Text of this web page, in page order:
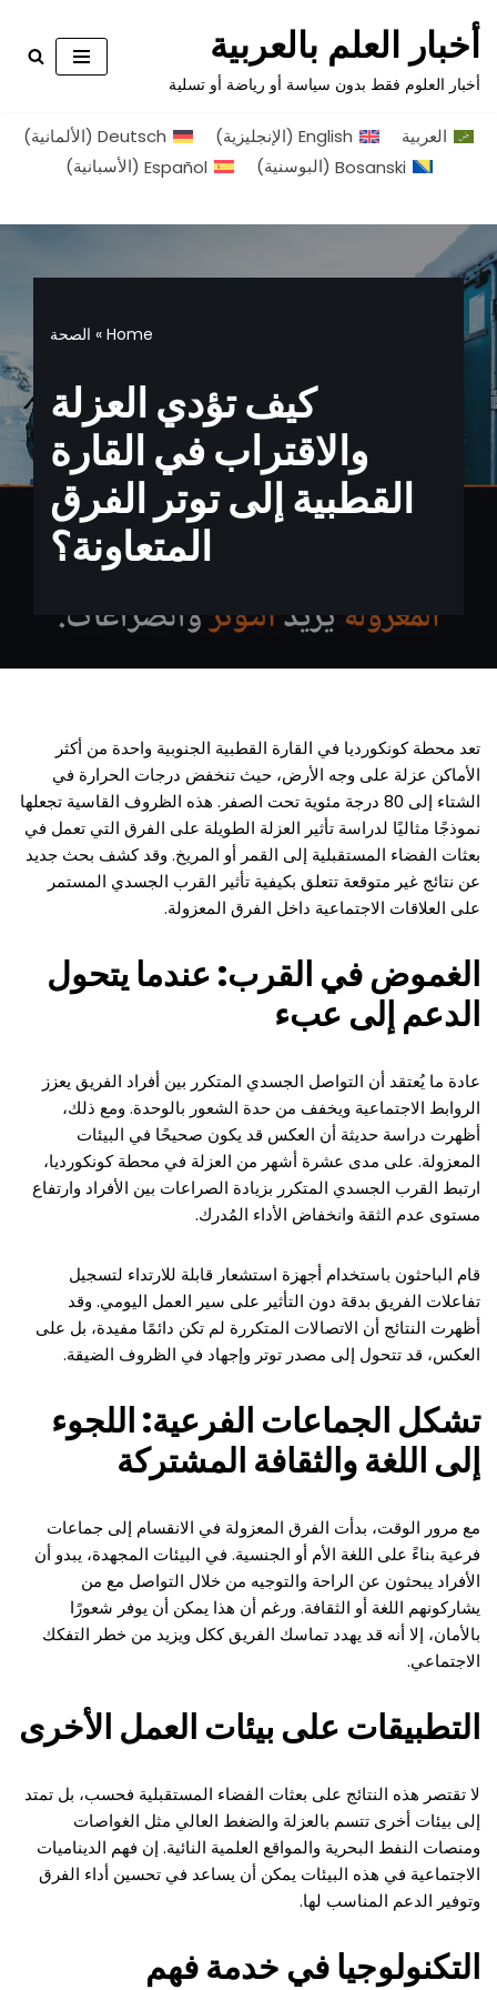
تخطى
إلى
أخبار العلم بالعربية
أخبار العلوم فقط بدون سياسة أو رياضة أو تسلية
العربية English
(الإنجليزية)
Deutsch
(الألمانية)
Bosanski
(البوسنية)
Español
(الأسبانية)
Home
» الصحة
كيف تؤدي العزلة
والاقتراب في القارة
القطبية إلى توتر الفرق
المتعاونة؟
تعد محطة كونكورديا في القارة القطبية الجنوبية واحدة من أكثر
الأماكن عزلة على وجه الأرض، حيث تنخفض درجات الحرارة في
الشتاء إلى 80 درجة مئوية تحت الصفر. هذه الظروف القاسية تجعلها
نموذجًا مثاليًا لدراسة تأثير العزلة الطويلة على الفرق التي تعمل في
بعثات الفضاء المستقبلية إلى القمر أو المريخ. وقد كشف بحث جديد
عن نتائج غير متوقعة تتعلق بكيفية تأثير القرب الجسدي المستمر
على العلاقات الاجتماعية داخل الفرق المعزولة.
الغموض في القرب: عندما يتحول
الدعم إلى عبء
عادة ما يُعتقد أن التواصل الجسدي المتكرر بين أفراد الفريق يعزز
الروابط الاجتماعية ويخفف من حدة الشعور بالوحدة. ومع ذلك،
أظهرت دراسة حديثة أن العكس قد يكون صحيحًا في البيئات
المعزولة. على مدى عشرة أشهر من العزلة في محطة كونكورديا،
ارتبط القرب الجسدي المتكرر بزيادة الصراعات بين الأفراد وارتفاع
مستوى عدم الثقة وانخفاض الأداء المُدرك.
قام الباحثون باستخدام أجهزة استشعار قابلة للارتداء لتسجيل
تفاعلات الفريق بدقة دون التأثير على سير العمل اليومي. وقد
أظهرت النتائج أن الاتصالات المتكررة لم تكن دائمًا مفيدة، بل على
العكس، قد تتحول إلى مصدر توتر وإجهاد في الظروف الضيقة.
تشكل الجماعات الفرعية: اللجوء
إلى اللغة والثقافة المشتركة
مع مرور الوقت، بدأت الفرق المعزولة في الانقسام إلى جماعات
فرعية بناءً على اللغة الأم أو الجنسية. في البيئات المجهدة، يبدو أن
الأفراد يبحثون عن الراحة والتوجيه من خلال التواصل مع من
يشاركونهم اللغة أو الثقافة. ورغم أن هذا يمكن أن يوفر شعورًا
بالأمان، إلا أنه قد يهدد تماسك الفريق ككل ويزيد من خطر التفكك
الاجتماعي.
التطبيقات على بيئات العمل الأخرى
لا تقتصر هذه النتائج على بعثات الفضاء المستقبلية فحسب، بل تمتد
إلى بيئات أخرى تتسم بالعزلة والضغط العالي مثل الغواصات
ومنصات النفط البحرية والمواقع العلمية النائية. إن فهم الديناميات
الاجتماعية في هذه البيئات يمكن أن يساعد في تحسين أداء الفرق
وتوفير الدعم المناسب لها.
التكنولوجيا في خدمة فهم